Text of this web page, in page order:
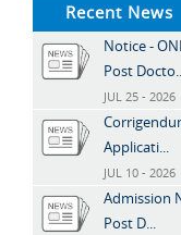
Recent News
Notice -
Post
JUL 25 - 2026
Applicati...
JUL 10 - 2026
Admission
Post D...